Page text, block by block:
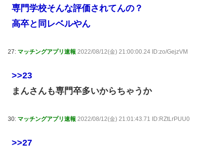
専門学校そんな評価されてんの？
高卒と同レベルやん
27: マッチングアプリ速報 2022/08/12(金) 21:00:00.24 ID:zo/GejzVM
>>23
まんさんも専門卒多いからちゃうか
30: マッチングアプリ速報 2022/08/12(金) 21:01:43.71 ID:RZtLrPUU0
>>27